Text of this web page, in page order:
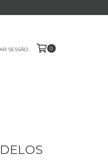
SESSÃO 0